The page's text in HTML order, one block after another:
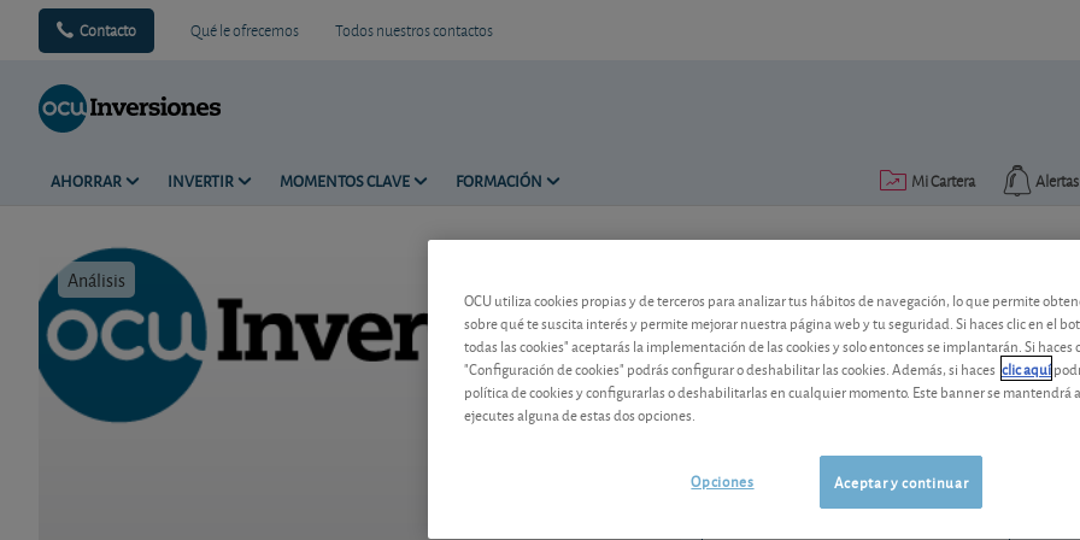
Contacto Qué le ofrecemos Todos nuestros contactos
AHORRAR INVERTIR MOMENTOS CLAVE FORMACIÓN Alertas
Mi Cartera
Análisis
Naturgy venderá su filial
El grupo energético español se
electricidad en Chile. ¿Cómo le
OCU utiliza cookies propias y de terceros para analizar tus hábitos de navegación, lo que permite
sobre qué te suscita interés y permite mejorar nuestra página web y tu seguridad. Si haces clic en el
todas las cookies" aceptarás la implementación de las cookies y solo entonces se implantarán. Si haces
"Configuración de cookies" podrás configurar o deshabilitar las cookies. Además, si haces clic aquí
política de cookies y configurarlas o deshabilitarlas en cualquier momento. Este banner se mantendrá
ejecutes alguna de estas dos opciones.
Aceptar y continuar
Opciones